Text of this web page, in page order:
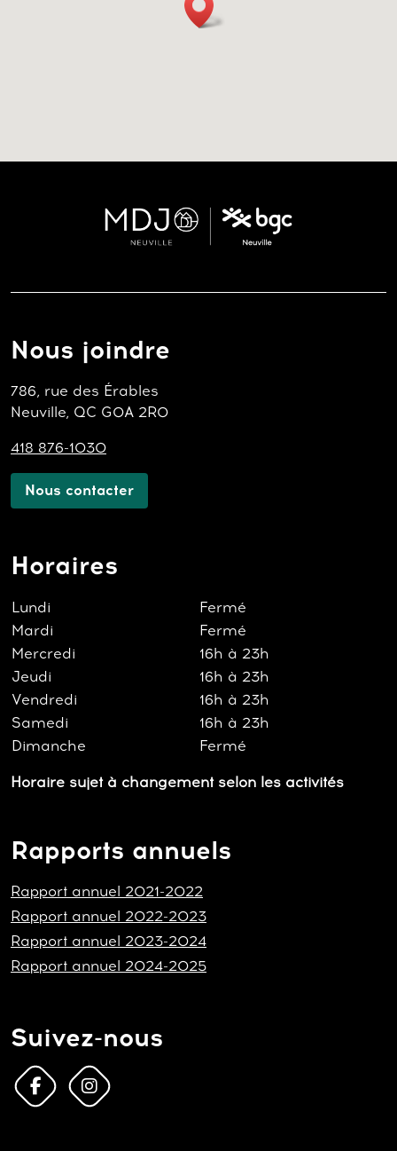
Nous joindre
786, rue des Érables
Neuville, QC G0A 2R0
418 876-1030
Nous contacter
Horaires
Lundi
Fermé
Mardi
Fermé
Mercredi
16h à 23h
Jeudi
16h à 23h
Vendredi
16h à 23h
Samedi
16h à 23h
Dimanche
Fermé
Horaire sujet à changement selon les activités
Rapports annuels
Rapport annuel 2021-2022
Rapport annuel 2022-2023
Rapport annuel 2023-2024
Rapport annuel 2024-2025
Suivez-nous